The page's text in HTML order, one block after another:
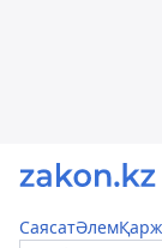
СаясатӘлем